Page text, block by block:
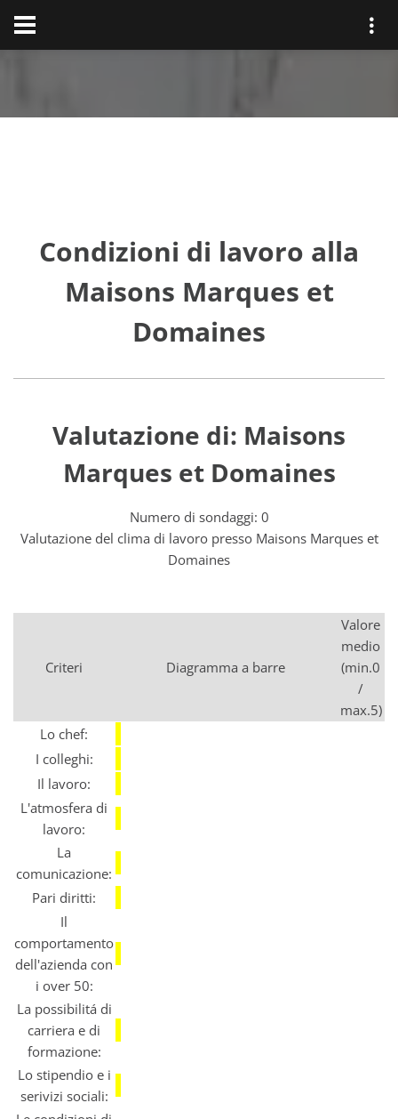
Condizioni di lavoro alla
Maisons Marques et
Domaines
Valutazione di: Maisons
Marques et Domaines
Numero di sondaggi: 0
Valutazione del clima di lavoro presso Maisons Marques et
Domaines
Criteri Diagramma a barre
Valore
medio
(min.0
/
max.5)
Lo chef:
I colleghi:
Il lavoro:
L'atmosfera di
lavoro:
La
comunicazione:
Pari diritti:
Il
comportamento
dell'azienda con
i over 50:
La possibilitá di
carriera e di
formazione:
Lo stipendio e i
serivizi sociali: